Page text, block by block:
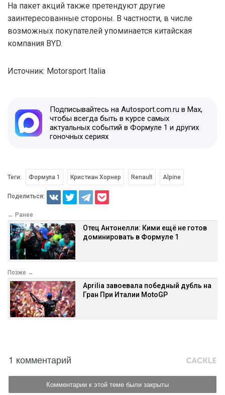
На пакет акций также претендуют другие
заинтересованные стороны. В частности, в числе
возможных покупателей упоминается китайская
компания BYD.
Источник: Motorsport Italia
Подписывайтесь на Autosport.com.ru в Max,
чтобы всегда быть в курсе самых
актуальных событий в Формуле 1 и других
гоночных сериях
Теги: Формула 1 Кристиан Хорнер Renault Alpine
Поделиться:
← Ранее
Отец Антонелли: Кими ещё не готов
доминировать в Формуле 1
Позже →
Aprilia завоевала победный дубль на
Гран При Италии MotoGP
1 комментарий
Комментарии к этой теме были закрыты